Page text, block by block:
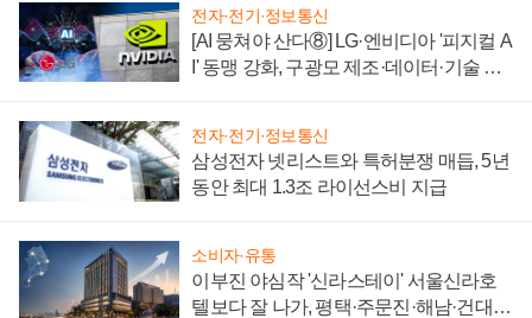
전자·전기·정보통신
[AI 뭉쳐야 산다⑧] LG·엔비디아 '피지컬 A
I' 동맹 강화, 구광모 제조·데이터·기술 결
전자·전기·정보통신
삼성전자 넷리스트와 특허분쟁 매듭, 5년
동안 최대 1.3조 라이선스비 지급
소비자·유통
이부진 야심작 '신라스테이' 서울신라호
텔보다 잘 나가, 평택·주문진·해남·건대로